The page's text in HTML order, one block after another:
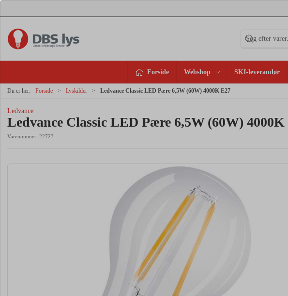
Forside Webshop SKI-leverandør
Du er her: Forside Lyskilder Ledvance Classic LED Pære 6,5W (60W) 4000K E27
Ledvance
Ledvance Classic LED Pære 6,5W (60W) 4000K
Varenummer: 22723